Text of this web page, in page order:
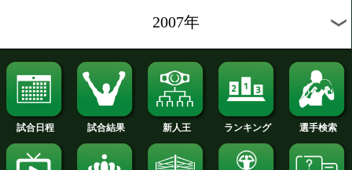
2017年
2016年
2015年